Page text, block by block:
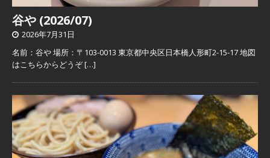
谷や (2026/07)
2026年7月31日
名前：谷や 場所：〒103-0013 東京都中央区日本橋人形町2-15-17 地図
はこちらからどうぞ[…]